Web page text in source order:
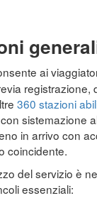
ai
registrazione,
360 stazioni
sistemazione
in arrivo con
coincidente.
del servizio è
essenziali: